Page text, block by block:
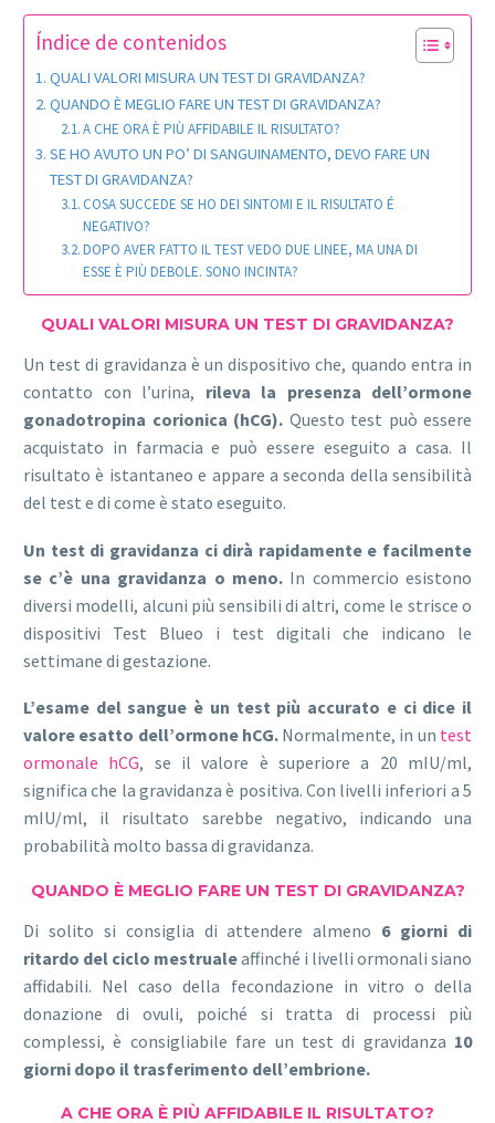
Índice de contenidos
QUALI VALORI MISURA UN TEST DI GRAVIDANZA?
QUANDO È MEGLIO FARE UN TEST DI GRAVIDANZA?
A CHE ORA È PIÙ AFFIDABILE IL RISULTATO?
SE HO AVUTO UN PO’ DI SANGUINAMENTO, DEVO FARE UN
TEST DI GRAVIDANZA?
COSA SUCCEDE SE HO DEI SINTOMI E IL RISULTATO É
NEGATIVO?
DOPO AVER FATTO IL TEST VEDO DUE LINEE, MA UNA DI
ESSE È PIÙ DEBOLE. SONO INCINTA?
QUALI VALORI MISURA UN TEST DI GRAVIDANZA?
Un test di gravidanza è un dispositivo che, quando entra in
contatto con l’urina, rileva la presenza dell’ormone
gonadotropina corionica (hCG). Questo test può essere
acquistato in farmacia e può essere eseguito a casa. Il
risultato è istantaneo e appare a seconda della sensibilità
del test e di come è stato eseguito.
Un test di gravidanza ci dirà rapidamente e facilmente
se c’è una gravidanza o meno.In commercio esistono
diversi modelli, alcuni più sensibili di altri, come le strisce o
dispositivi Test Blueo i test digitali che indicano le
settimane di gestazione.
L’esame del sangue è un test più accurato e ci dice il
valore esatto dell’ormone hCG.Normalmente, in un test
ormonale hCG, se il valore è superiore a 20 mIU/ml,
significa che la gravidanza è positiva. Con livelli inferiori a 5
mIU/ml, il risultato sarebbe negativo, indicando una
probabilità molto bassa di gravidanza.
QUANDO È MEGLIO FARE UN TEST DI GRAVIDANZA?
Di solito si consiglia di attendere almeno 6 giorni di
ritardo del ciclo mestrualeaffinché i livelli ormonali siano
affidabili. Nel caso della fecondazione in vitro o della
donazione di ovuli, poiché si tratta di processi più
complessi, è consigliabile fare un test di gravidanza 10
giorni dopo il trasferimento dell’embrione.
A CHE ORA È PIÙ AFFIDABILE IL RISULTATO?